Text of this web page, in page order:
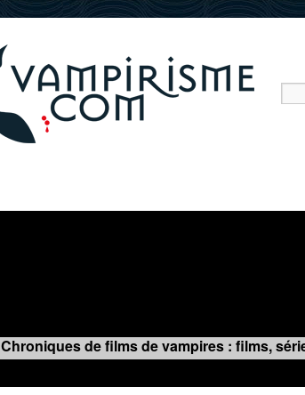
Chroniques de films de vampires : films,